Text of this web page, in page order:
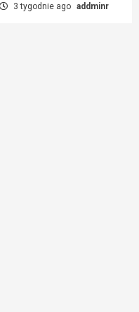
3 tygodnie ago addminr